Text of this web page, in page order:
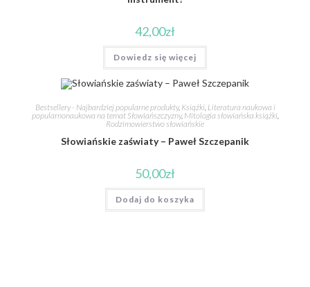
42,00zł
Dowiedz się więcej
Bestsellery - Najbardziej popularne produkty, Książki, Literatura naukowa i
popularnonaukowa na temat Słowiańszczyzny, Mitologia słowiańska książki,
Rodzimowierstwo słowiańskie
Słowiańskie zaświaty – Paweł Szczepanik
50,00zł
Dodaj do koszyka